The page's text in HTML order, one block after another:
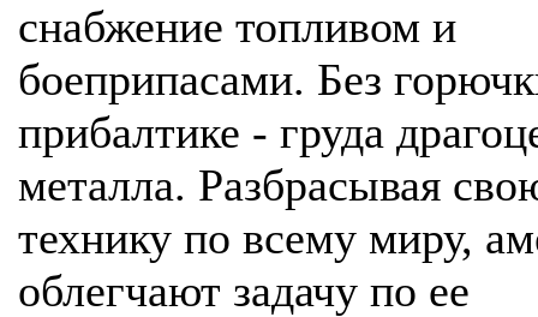
снабжение топливом и
боеприпасами. Без
прибалтике - груда
металла. Разбрасывая
технику по всему миру,
облегчают задачу по ее